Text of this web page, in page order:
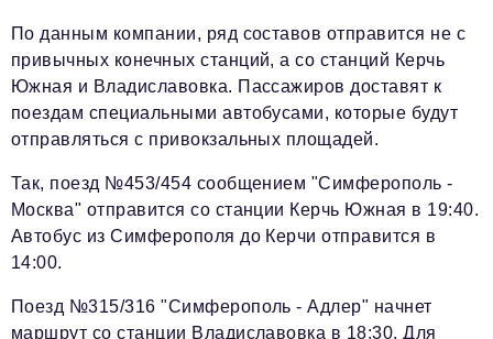
По данным компании, ряд составов отправится не с
привычных конечных станций, а со станций Керчь
Южная и Владиславовка. Пассажиров доставят к
поездам специальными автобусами, которые будут
отправляться с привокзальных площадей.
Так, поезд №453/454 сообщением "Симферополь -
Москва" отправится со станции Керчь Южная в 19:40.
Автобус из Симферополя до Керчи отправится в
14:00.
Поезд №315/316 "Симферополь - Адлер" начнет
маршрут со станции Владиславовка в 18:30. Для